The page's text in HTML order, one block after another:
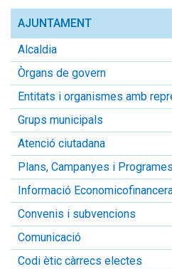
AJUNTAMENT
Alcaldia
Òrgans de govern
Entitats i organismes amb
Grups municipals
Atenció ciutadana
Plans, Campanyes i Programes
Informació
Convenis i subvencions
Comunicació
Codi ètic càrrecs electes